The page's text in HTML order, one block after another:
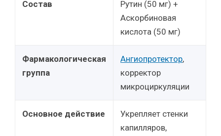
Состав
Рутин (50 мг) +
Аскорбиновая
кислота (50 мг)
Фармакологическая
группа
Ангиопротектор,
корректор
микроциркуляции
Основное действие
Укрепляет стенки
капилляров,